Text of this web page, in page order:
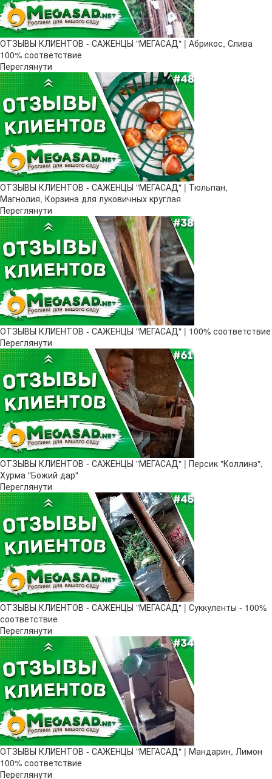
ОТЗЫВЫ КЛИЕНТОВ - САЖЕНЦЫ "МЕГАСАД" | Абрикос, Слива
100% соответствие
Переглянути
ОТЗЫВЫ КЛИЕНТОВ - САЖЕНЦЫ "МЕГАСАД" | Тюльпан,
Магнолия, Корзина для луковичных круглая
Переглянути
ОТЗЫВЫ КЛИЕНТОВ - САЖЕНЦЫ "МЕГАСАД" | 100% соответствие
Переглянути
ОТЗЫВЫ КЛИЕНТОВ - САЖЕНЦЫ "МЕГАСАД" | Персик "Коллинз",
Хурма "Божий дар"
Переглянути
ОТЗЫВЫ КЛИЕНТОВ - САЖЕНЦЫ "МЕГАСАД" | Суккуленты - 100%
соответствие
Переглянути
ОТЗЫВЫ КЛИЕНТОВ - САЖЕНЦЫ "МЕГАСАД" | Мандарин, Лимон
100% соответствие
Переглянути